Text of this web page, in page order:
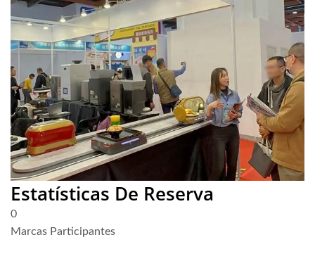
Estatísticas De Reserva
0
Marcas Participantes